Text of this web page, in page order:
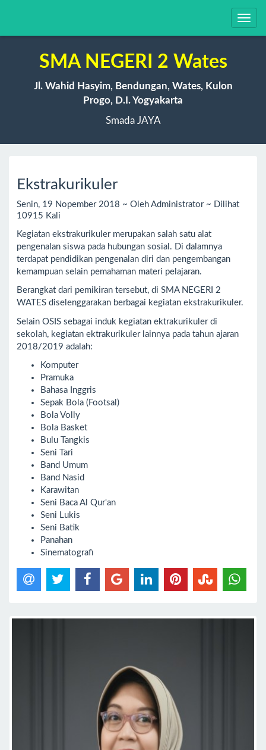
SMA NEGERI 2 Wates
Jl. Wahid Hasyim, Bendungan, Wates, Kulon
Progo, D.I. Yogyakarta
Smada JAYA
Ekstrakurikuler
Senin, 19 Nopember 2018 ~ Oleh Administrator ~ Dilihat
10915 Kali
Kegiatan ekstrakurikuler merupakan salah satu alat
pengenalan siswa pada hubungan sosial. Di dalamnya
terdapat pendidikan pengenalan diri dan pengembangan
kemampuan selain pemahaman materi pelajaran.
Berangkat dari pemikiran tersebut, di SMA NEGERI 2
WATES diselenggarakan berbagai kegiatan ekstrakurikuler.
Selain OSIS sebagai induk kegiatan ektrakurikuler di
sekolah, kegiatan ektrakurikuler lainnya pada tahun ajaran
2018/2019 adalah:
Komputer
Pramuka
Bahasa Inggris
Sepak Bola (Footsal)
Bola Volly
Bola Basket
Bulu Tangkis
Seni Tari
Band Umum
Band Nasid
Karawitan
Seni Baca Al Qur'an
Seni Lukis
Seni Batik
Panahan
Sinematografi